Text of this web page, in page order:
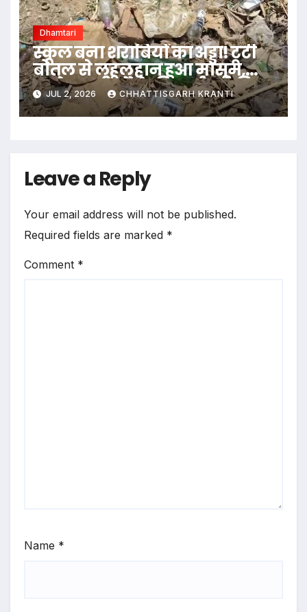
Dhamtari
स्कूल बना शराबियों का अड्डा! टूटी
बोतल से लहूलुहान हुआ मासूम,
भड़के ग्रामीणों ने की कार्रवाई की
मांग
JUL 2, 2026 CHHATTISGARH KRANTI
Leave a Reply
Your email address will not be published.
Required fields are marked *
Comment *
Name *